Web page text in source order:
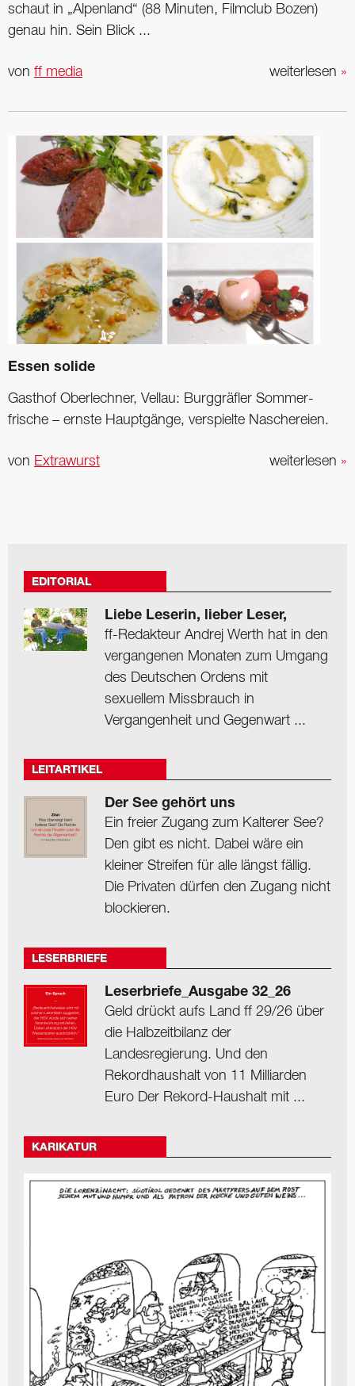
schaut in „Alpenland“ (88 Minuten, Filmclub Bozen)
genau hin. Sein Blick ...
weiterlesen »
von ff media
Essen solide
Gasthof Oberlechner, Vellau: Burggräfler Sommer­
frische – ernste Hauptgänge, verspielte Naschereien.
weiterlesen »
von Extrawurst
EDITORIAL
Liebe Leserin, lieber Leser,
ff-Redakteur Andrej Werth hat in den
vergangenen Monaten zum Umgang
des Deutschen Ordens mit
sexuellem Missbrauch in
Vergangenheit und Gegenwart ...
LEITARTIKEL
Der See gehört uns
Ein freier Zugang zum Kalterer See?
Den gibt es nicht. Dabei wäre ein
kleiner Streifen für alle längst fällig.
Die Privaten dürfen den Zugang nicht
blockieren.
LESERBRIEFE
Leserbriefe_Ausgabe 32_26
Geld drückt aufs Land ff 29/26 über
die Halbzeitbilanz der
Landesregierung. Und den
Rekordhaushalt von 11 Milliarden
Euro Der Rekord-Haushalt mit ...
KARIKATUR